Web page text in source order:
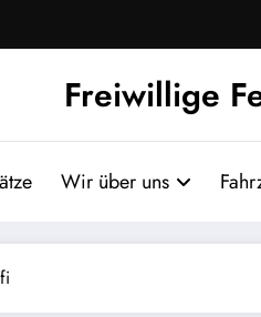
Freiwillige
Wir über uns